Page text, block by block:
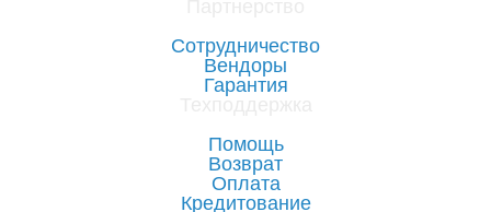
Сотрудничество
Вендоры
Гарантия
Помощь
Возврат
Оплата
Кредитование